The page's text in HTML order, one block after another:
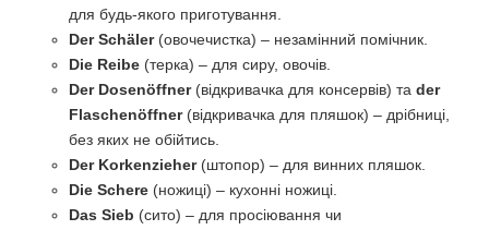
для будь-якого приготування.
Der Schäler(овочечистка) – незамінний помічник.
Die Reibe (терка) – для сиру, овочів.
Der Dosenöffner(відкривачка для консервів) та der
Flaschenöffner(відкривачка для пляшок) – дрібниці,
без яких не обійтись.
Der Korkenzieher(штопор) – для винних пляшок.
Die Schere (ножиці) – кухонні ножиці.
Das Sieb (сито) – для просіювання чи